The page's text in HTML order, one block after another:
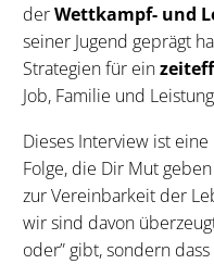
derWettkampf- und
seiner Jugend geprägt
Strategien für ein
Job, Familie und
Dieses Interview ist
Folge, die Dir Mut
zur Vereinbarkeit der
wir sind davon
oder” gibt, sondern